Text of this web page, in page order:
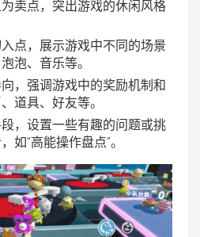
卖点，突出游戏的休闲风格
点，展示游戏中不同的场景
泡、音乐等。
，强调游戏中的奖励机制和
道具、好友等。
，设置一些有趣的问题或挑
如“高能操作盘点”。